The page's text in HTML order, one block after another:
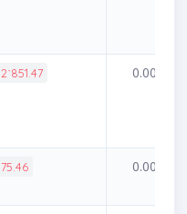
2˙851.47 0.00%
75.46 0.00%